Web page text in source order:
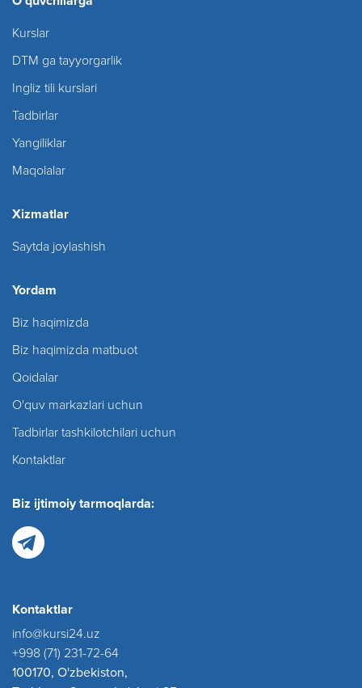
Kurslar
DTM ga tayyorgarlik
Ingliz tili kurslari
Tadbirlar
Yangiliklar
Maqolalar
Xizmatlar
Saytda joylashish
Yordam
Biz haqimizda
Biz haqimizda matbuot
Qoidalar
O'quv markazlari uchun
Tadbirlar tashkilotchilari uchun
Kontaktlar
Biz ijtimoiy tarmoqlarda:
Kontaktlar
info@kursi24.uz
+998 (71) 231-72-64
100170, O'zbekiston,